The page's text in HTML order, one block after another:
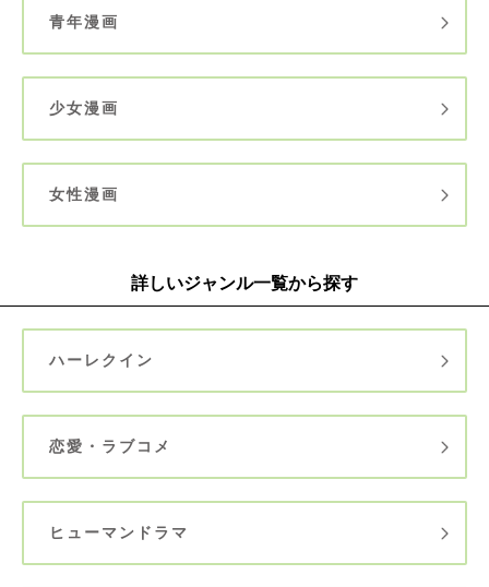
青年漫画
少女漫画
女性漫画
詳しいジャンル一覧から探す
ハーレクイン
恋愛・ラブコメ
ヒューマンドラマ